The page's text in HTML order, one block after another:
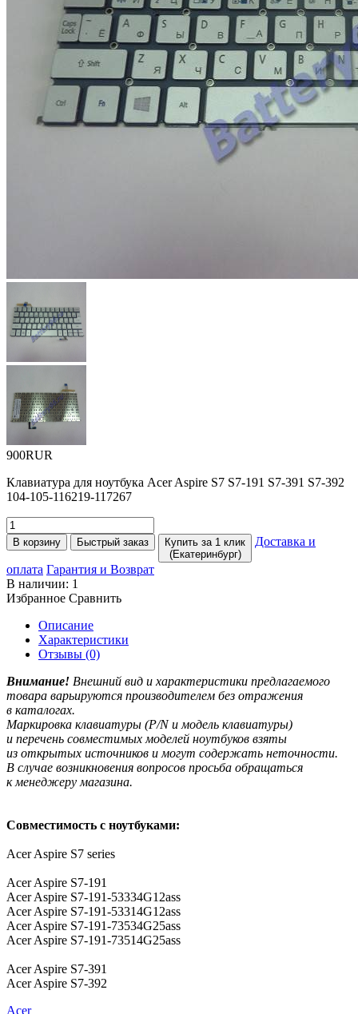
900RUR
Клавиатура для ноутбука Acer Aspire S7 S7-191 S7-391 S7-392
104-105-116219-117267
В корзину Быстрый заказ
Купить за 1 клик
(Екатеринбург)
Доставка и
оплата Гарантия и Возврат
В наличии: 1
Избранное Сравнить
Описание
Характеристики
Отзывы (0)
Внимание! Внешний вид и характеристики предлагаемого
товара варьируются производителем без отражения
в каталогах.
Маркировка клавиатуры (P/N и модель клавиатуры)
и перечень совместимых моделей ноутбуков взяты
из открытых источников и могут содержать неточности.
В случае возникновения вопросов просьба обращаться
к менеджеру магазина.
Совместимость с ноутбуками:
Acer Aspire S7 series
Acer Aspire S7-191
Acer Aspire S7-191-53334G12ass
Acer Aspire S7-191-53314G12ass
Acer Aspire S7-191-73534G25ass
Acer Aspire S7-191-73514G25ass
Acer Aspire S7-391
Acer Aspire S7-392
Acer